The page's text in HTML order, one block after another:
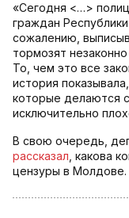
«Сегодня <…>
граждан
сожалению,
тормозят
То, чем это все
история
которые делаются
исключительно
В свою очередь,
рассказал , какова
цензуры в Молдове.